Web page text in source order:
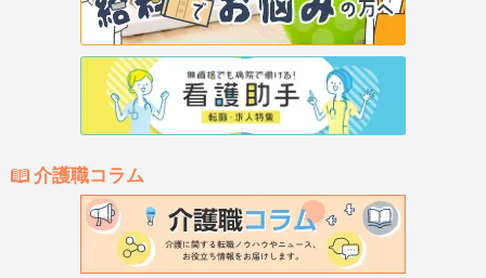
介護職コラム